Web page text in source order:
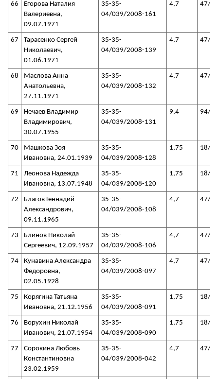
66
Егорова Наталия
Валериевна,
09.07.1971
35-35-
04/039/2008-161
4,7 47/
67
Тарасенко Сергей
Николаевич,
01.06.1971
35-35-
04/039/2008-139
4,7 47/
68
Маслова Анна
Анатольевна,
27.11.1971
35-35-
04/039/2008-132
4,7 47/
69
Нечаев Владимир
Владимирович,
30.07.1955
35-35-
04/039/2008-131
9,4 94/
70
Машкова Зоя
Ивановна, 24.01.1939
35-35-
04/039/2008-128
1,75 18/
71
Леонова Надежда
Ивановна, 13.07.1948
35-35-
04/039/2008-120
1,75 18/
72
Благов Геннадий
Александрович,
09.11.1965
35-35-
04/039/2008-108
4,7 47/
73
Блинов Николай
Сергеевич, 12.09.1957
35-35-
04/039/2008-106
4,7 47/
74
Кунавина Александра
Федоровна,
02.05.1928
35-35-
04/039/2008-097
4,7 47/
75
Корягина Татьяна
Ивановна, 21.12.1956
35-35-
04/039/2008-091
1,75 18/
76
Ворухин Николай
Иванович, 21.07.1954
35-35-
04/039/2008-090
1,75 18/
77
Сорокина Любовь
Константиновна
23.02.1959
35-35-
04/039/2008-042
4,7 47/